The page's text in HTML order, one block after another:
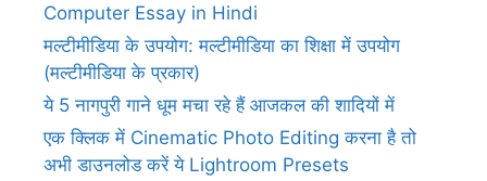
Computer Essay in Hindi
मल्टीमीडिया के उपयोग: मल्टीमीडिया का शिक्षा में उपयोग
(मल्टीमीडिया के प्रकार)
ये 5 नागपुरी गाने धूम मचा रहे हैं आजकल की शादियों में
एक क्लिक में Cinematic Photo Editing करना है तो
अभी डाउनलोड करें ये Lightroom Presets